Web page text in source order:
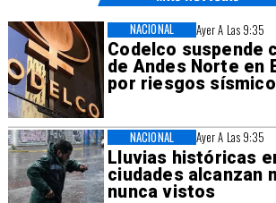
Ayer A Las 9:35
Codelco suspende
de Andes Norte en
por riesgos
NACIONAL
Ayer A Las 9:35
Lluvias históricas
ciudades alcanzan
nunca vistos
NACIONAL